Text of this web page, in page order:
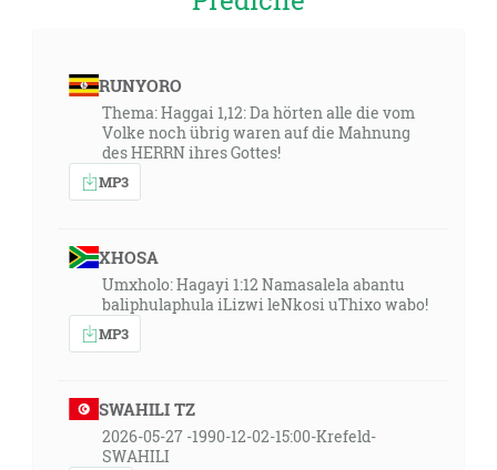
RUNYORO
Thema: Haggai 1,12: Da hörten alle die vom
Volke noch übrig waren auf die Mahnung
des HERRN ihres Gottes!
MP3
XHOSA
Umxholo: Hagayi 1:12 Namasalela abantu
baliphulaphula iLizwi leNkosi uThixo wabo!
MP3
SWAHILI TZ
2026-05-27 -1990-12-02-15:00-Krefeld-
SWAHILI